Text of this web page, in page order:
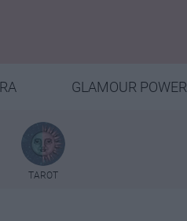
GLAMOUR POWER
TAROT